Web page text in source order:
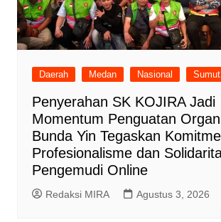
Daerah Medan Nasional
Penyerahan SK KOJIRA Jadi
Momentum Penguatan
Bunda Yin Tegaskan
Profesionalisme dan
Pengemudi Online
Redaksi MIRA Agustus 3, 2026